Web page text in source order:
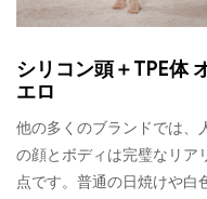
シリコン頭＋TPE体
エロ
他の多くのブランドでは、
の顔とボディは完璧なリア
点です。普通の日焼けや白